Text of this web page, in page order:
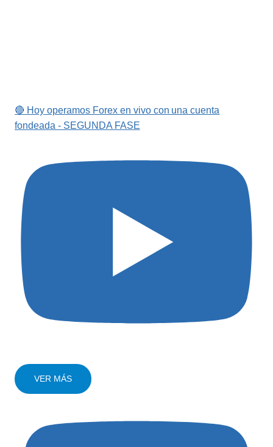
🔴 Hoy operamos Forex en vivo con una cuenta
fondeada - SEGUNDA FASE
VER MÁS